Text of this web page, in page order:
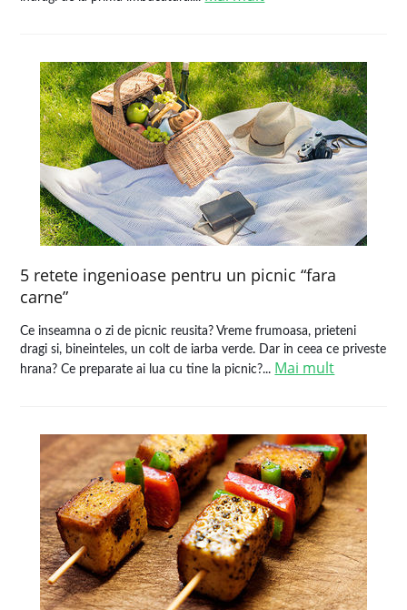
5 retete ingenioase pentru un picnic “fara
carne”
Ce inseamna o zi de picnic reusita? Vreme frumoasa, prieteni
dragi si, bineinteles, un colt de iarba verde. Dar in ceea ce priveste
hrana? Ce preparate ai lua cu tine la picnic?... Mai mult